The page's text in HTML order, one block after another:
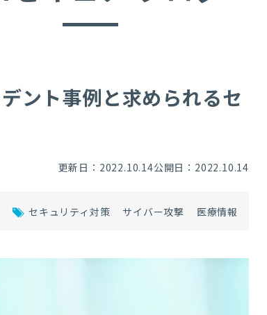
ント事例と求められるセ
更新日：2022.10.14公開日：2022.10.14
セキュリティ対策 サイバー攻撃 医療情報